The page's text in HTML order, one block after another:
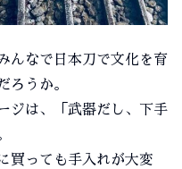
んなで日本刀で文化を育
ろうか。
ジは、「武器だし、下手
買っても手入れが大変